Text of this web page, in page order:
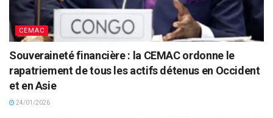
CEMAC
Souveraineté financière : la CEMAC ordonne le
rapatriement de tous les actifs détenus en Occident
et en Asie
24/01/2026